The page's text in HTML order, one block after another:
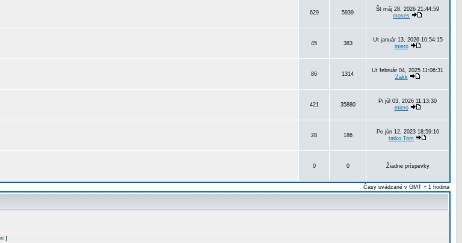
629 5939
Št máj 28, 2026 21:44:59
moses
45 383
Ut január 13, 2026 10:54:15
miero
86 1314
Ut február 04, 2025 11:06:31
Zakk
421 35880
Pi júl 03, 2026 11:13:30
miero
28 186
Po jún 12, 2023 18:59:10
tatko Tom
0 0 Žiadne príspevky
Časy uvádzané v GMT + 1 hodina
]